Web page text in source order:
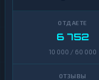
6 752
10 000 / 60 000